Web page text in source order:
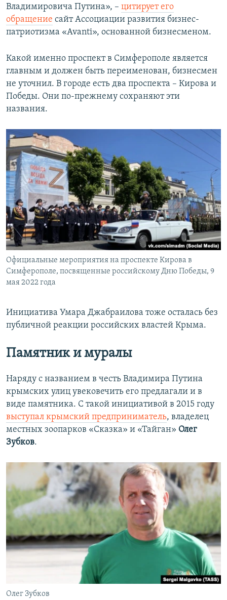
Владимировича Путина», – цитирует его
обращение сайт Ассоциации развития бизнес-
патриотизма «Avanti», основанной бизнесменом.
Какой именно проспект в Симферополе является
главным и должен быть переименован, бизнесмен
не уточнил. В городе есть два проспекта – Кирова и
Победы. Они по-прежнему сохраняют эти
названия.
Официальные мероприятия на проспекте Кирова в
Симферополе, посвященные российскому Дню Победы, 9
мая 2022 года
Инициатива Умара Джабраилова тоже осталась без
публичной реакции российских властей Крыма.
Памятник и муралы
Наряду с названием в честь Владимира Путина
крымских улиц увековечить его предлагали и в
виде памятника. С такой инициативой в 2015 году
выступал крымский предприниматель, владелец
местных зоопарков «Сказка» и «Тайган» Олег
Зубков.
Олег Зубков